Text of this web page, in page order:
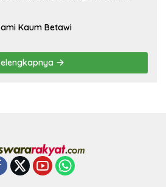
Kaum Betawi